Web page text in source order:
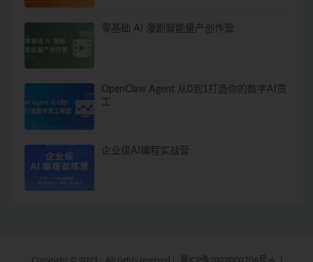
零基础 AI 漫剧智能量产创作营
OpenClaw Agent 从0到1打造你的数字AI员
企业级AI编程实战营
Copyright © 2021 - All rights reserved 冀ICP备2022000706号-6